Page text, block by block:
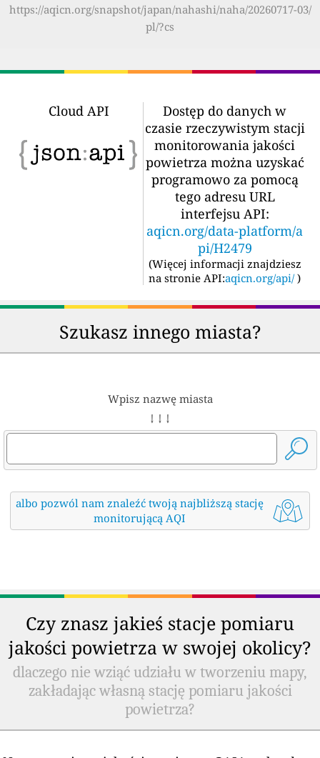
https://aqicn.org/snapshot/japan/nahashi/naha/20260717-03/
pl/?cs
Cloud API
Dostęp do danych w
czasie rzeczywistym stacji
monitorowania jakości
powietrza można uzyskać
programowo za pomocą
tego adresu URL
interfejsu API:
aqicn.org/data-platform/a
pi/H2479
(Więcej informacji znajdziesz
na stronie API:aqicn.org/api/ )
Szukasz innego miasta?
Wpisz nazwę miasta
↓ ↓ ↓
albo pozwól nam znaleźć twoją najbliższą stację
monitorującą AQI
Czy znasz jakieś stacje pomiaru
jakości powietrza w swojej okolicy?
dlaczego nie wziąć udziału w tworzeniu mapy,
zakładając własną stację pomiaru jakości
powietrza?